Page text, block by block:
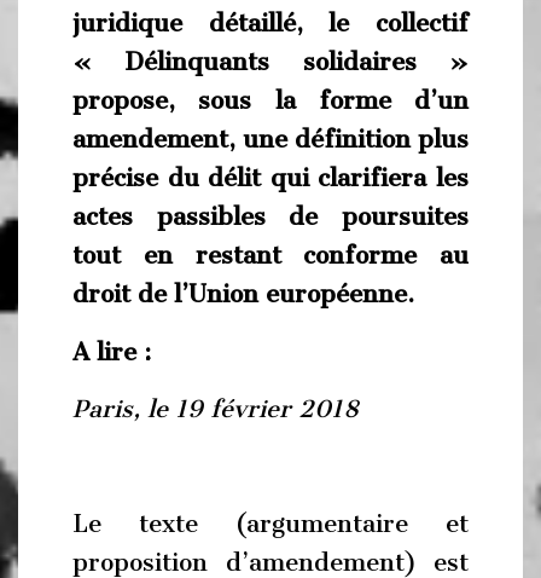
juridique détaillé, le collectif
« Délinquants solidaires »
propose, sous la forme d’un
amendement, une définition plus
précise du délit qui clarifiera les
actes passibles de poursuites
tout en restant conforme au
droit de l’Union européenne.
A lire :
Paris, le 19 février 2018
Le texte (argumentaire et
proposition d’amendement) est